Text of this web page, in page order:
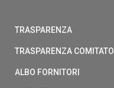
TRASPARENZA
TRASPARENZA COMITATO
ALBO FORNITORI